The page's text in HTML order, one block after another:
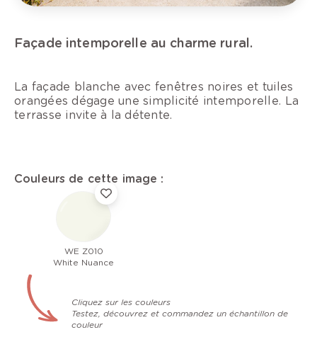
Façade intemporelle au charme rural.
La façade blanche avec fenêtres noires et tuiles
orangées dégage une simplicité intemporelle. La
terrasse invite à la détente.
Couleurs de cette image :
WE Z010
White Nuance
Cliquez sur les couleurs
Testez, découvrez et commandez un échantillon de
couleur